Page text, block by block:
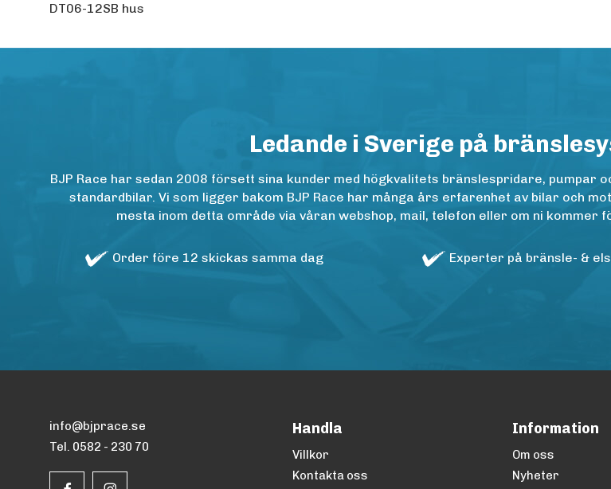
DT06-12SB hus
Ledande i Sverige på
BJP Race har sedan 2008 försett sina kunder med högkvalitets bränslespridare, pumpar
standardbilar. Vi som ligger bakom BJP Race har många års erfarenhet av bilar och
mesta inom detta område via våran webshop, mail, telefon eller om ni
Order före 12 skickas samma dag Experter på bränsle- &
info@bjprace.se
Tel. 0582 - 230 70
Handla
Villkor
Kontakta oss
Information
Om oss
Nyheter